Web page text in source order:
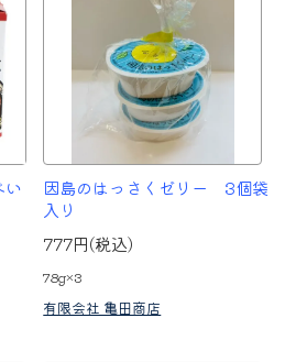
因島のはっさくゼリー 3個袋
入り
777円(税込)
78g×3
有限会社 亀田商店